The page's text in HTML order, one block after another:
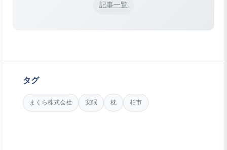
記事一覧
タグ
まくら株式会社 安眠 枕 柏市